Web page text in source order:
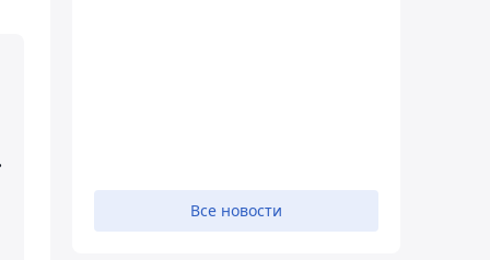
Все новости